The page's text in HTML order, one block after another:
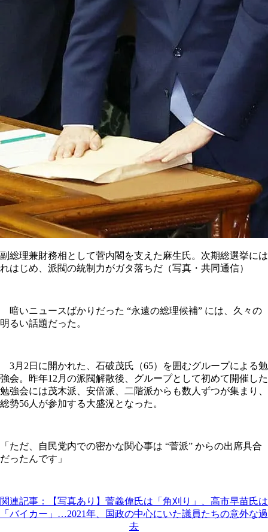
副総理兼財務相として菅内閣を支えた麻生氏。次期総選挙に
れはじめ、派閥の統制力がガタ落ちだ（写真・共同通信）
暗いニュースばかりだった “永遠の総理候補” には、久々の
明るい話題だった。
3月2日に開かれた、石破茂氏（65）を囲むグループによる勉
強会。昨年12月の派閥解散後、グループとして初めて開催した
勉強会には茂木派、安倍派、二階派からも数人ずつが集まり、
総勢56人が参加する大盛況となった。
「ただ、自民党内での密かな関心事は “菅派” からの出席具合
だったんです」
関連記事：【写真あり】菅義偉氏は「角刈り」、高市早苗氏は
「バイカー」…2021年、国政の中心にいた議員たちの意外な過
去